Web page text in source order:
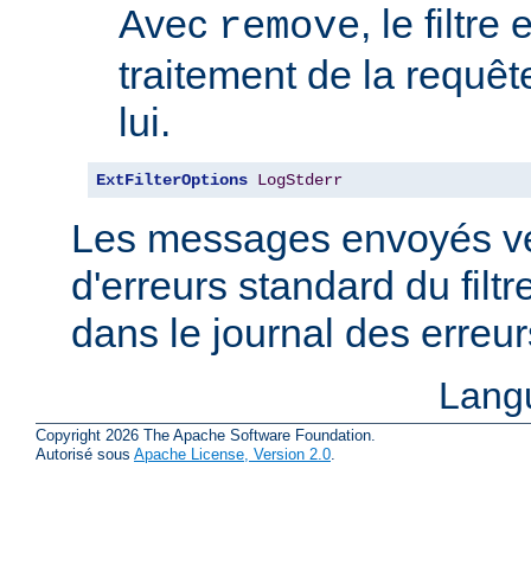
Avec remove, le filtre
traitement de la
lui.
ExtFilterOptions LogStderr
Les messages envoyés
d'erreurs standard du
dans le journal des
Copyright 2026 The Apache Software Foundation.
Autorisé sous Apache License, Version 2.0.